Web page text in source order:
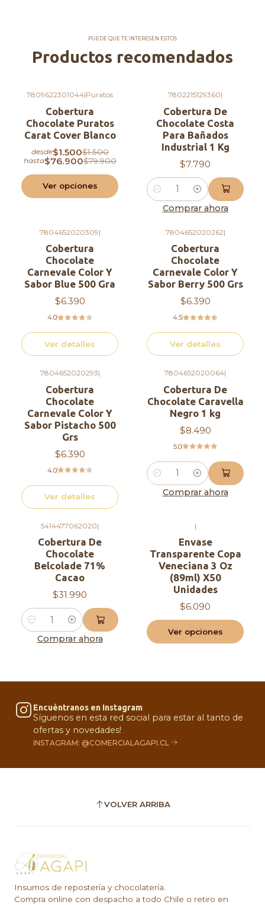
PUEDE QUE TE INTERESEN ESTOS
Productos recomendados
-4%OFF
7809622301044|Puratos
Cobertura
Chocolate Puratos
Carat Cover Blanco
desde$1.500$1.500
hasta$76.900$79.900
Ver opciones
7802215129360|
Cobertura De
Chocolate Costa
Para Bañados
Industrial 1 Kg
$7.790
Cantidad
Comprar ahora
Agotado
7804652020309|
Cobertura
Chocolate
Carnevale Color Y
Sabor Blue 500 Gra
$6.390
4.0
Ver detalles
Agotado
7804652020262|
Cobertura
Chocolate
Carnevale Color Y
Sabor Berry 500 Grs
$6.390
4.5
Ver detalles
Agotado
7804652020293|
Cobertura
Chocolate
Carnevale Color Y
Sabor Pistacho 500
Grs
$6.390
4.0
Ver detalles
7804652020064|
Cobertura De
Chocolate Caravella
Negro 1 kg
$8.490
5.0
Cantidad
Comprar ahora
5414477062020|
Cobertura De
Chocolate
Belcolade 71%
Cacao
$31.990
Cantidad
Comprar ahora
|
Envase
Transparente Copa
Veneciana 3 Oz
(89ml) X50
Unidades
$6.090
Ver opciones
Encuéntranos en Instagram
Síguenos en esta red social para estar al tanto de
ofertas y novedades!
INSTAGRAM: @COMERCIALAGAPI.CL
VOLVER ARRIBA
Insumos de repostería y chocolatería.
Compra online con despacho a todo Chile o retiro en